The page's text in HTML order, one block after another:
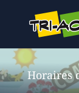
Horaires